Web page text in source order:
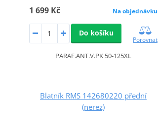
1 699 Kč Na objednávku
Do košíku
Porovnat
PARAF.ANT.V.PK 50-125XL
Blatník RMS 142680220 přední
(nerez)